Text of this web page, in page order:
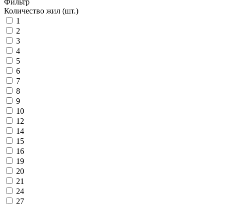
Количество жил (шт.)
1
2
3
4
5
6
7
8
9
10
12
14
15
16
19
20
21
24
27